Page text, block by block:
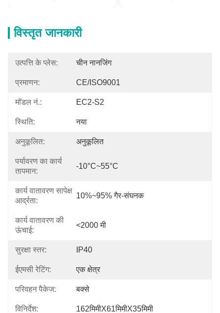
विस्तृत जानकारी
उत्पत्ति के प्लेस: चीन नानजिंग
प्रमाणन: CE/ISO9001
मॉडल नं.: EC2-S2
स्थिति: नया
अनुकूलित: अनुकूलित
पर्यावरण का कार्य
तापमान:
-10°C~55°C
कार्य वातावरण सापेक्ष
आर्द्रता:
10%~95% गैर-संघनक
कार्य वातावरण की
ऊंचाई:
<2000 मी
सुरक्षा स्तर: IP40
ईएमसी रेटिंग: एक क्षेत्र
परिवहन पैकेज: बक्से
विनिर्देश: 162मिमीX61मिमीX35मिमी